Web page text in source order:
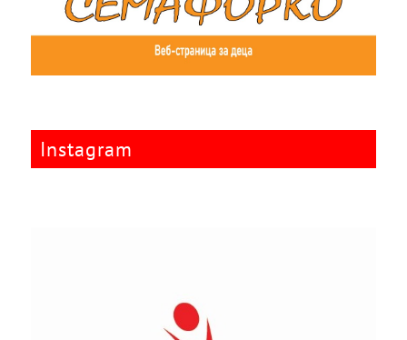
Instagram